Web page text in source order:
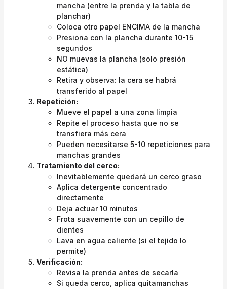
mancha (entre la prenda y la tabla de
planchar)
Coloca otro papel ENCIMA de la mancha
Presiona con la plancha durante 10-15
segundos
NO muevas la plancha (solo presión
estática)
Retira y observa: la cera se habrá
transferido al papel
Repetición:
Mueve el papel a una zona limpia
Repite el proceso hasta que no se
transfiera más cera
Pueden necesitarse 5-10 repeticiones para
manchas grandes
Tratamiento del cerco:
Inevitablemente quedará un cerco graso
Aplica detergente concentrado
directamente
Deja actuar 10 minutos
Frota suavemente con un cepillo de
dientes
Lava en agua caliente (si el tejido lo
permite)
Verificación:
Revisa la prenda antes de secarla
Si queda cerco, aplica quitamanchas